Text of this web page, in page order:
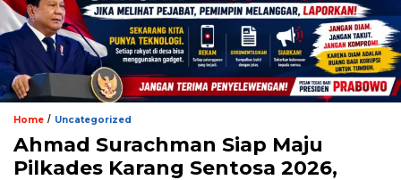
Home / Uncategorized
Ahmad Surachman Siap Maju
Pilkades Karang Sentosa 2026,